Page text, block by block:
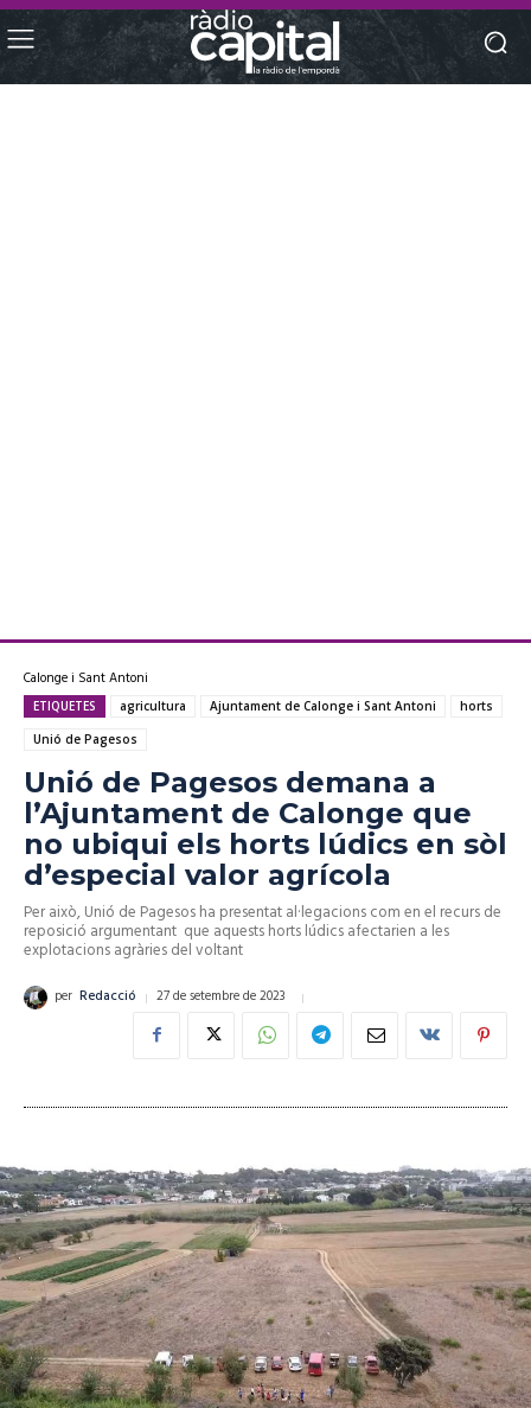
Calonge i Sant Antoni
ETIQUETES agricultura Ajuntament de Calonge i Sant Antoni
horts
Unió de Pagesos
Unió de Pagesos demana a
l’Ajuntament de Calonge que
no ubiqui els horts lúdics en sòl
d’especial valor agrícola
Per això, Unió de Pagesos ha presentat al·legacions com en el recurs de
reposició argumentant que aquests horts lúdics afectarien a les
explotacions agràries del voltant
per Redacció 27 de setembre de 2023